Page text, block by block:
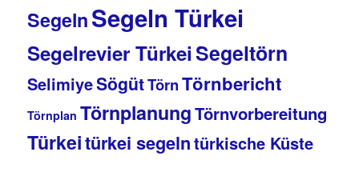
SegelnSegeln Türkei
Segelrevier TürkeiSegeltörn
SelimiyeSögütTörnTörnbericht
Törnplan TörnplanungTörnvorbereitung
Türkeitürkei segelntürkische Küste